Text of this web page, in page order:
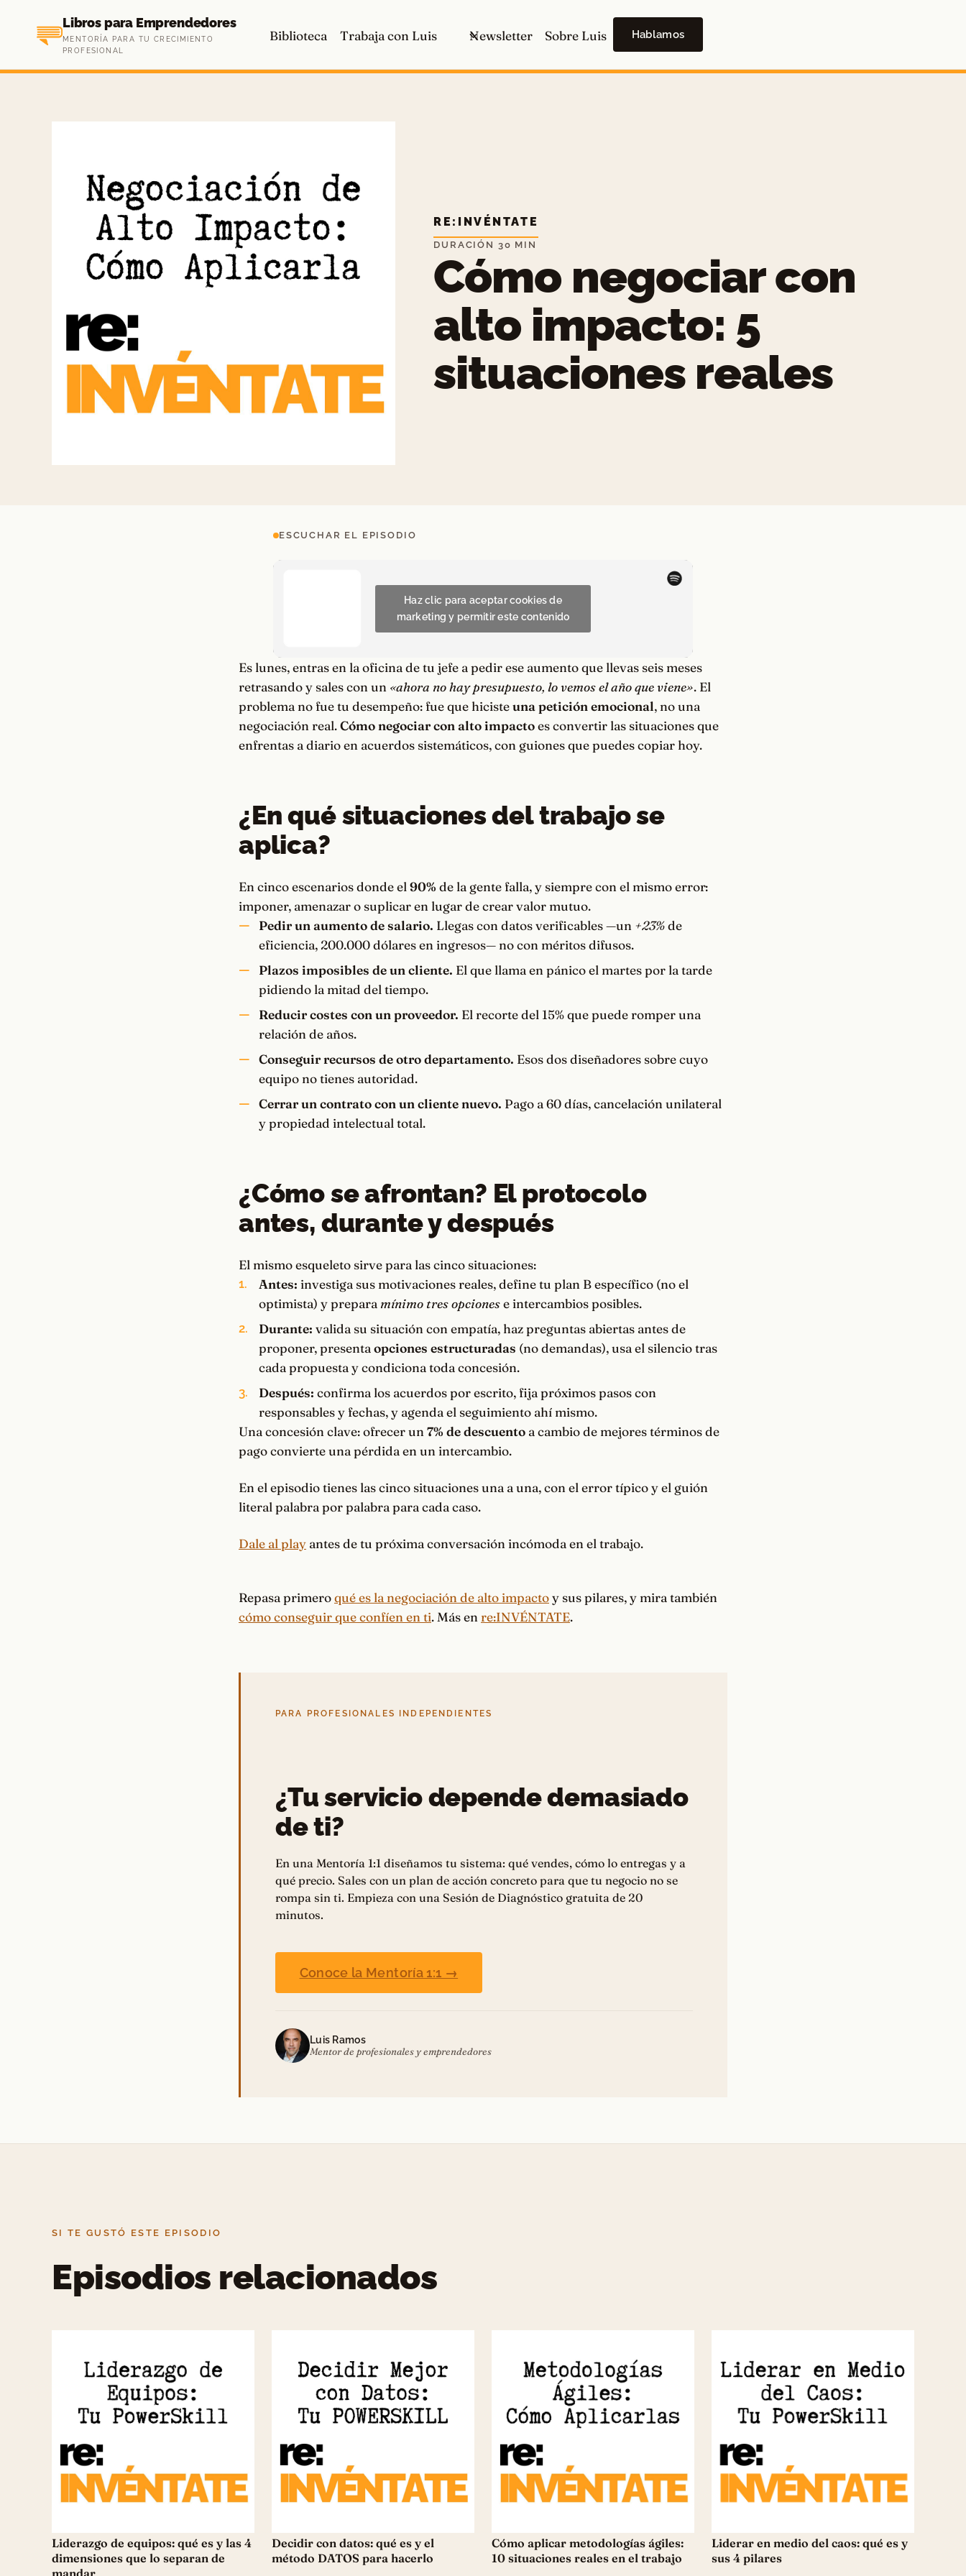
contenido
Libros para Emprendedores
MENTORÍA PARA TU CRECIMIENTO
PROFESIONAL
Biblioteca Trabaja con Luis Newsletter Sobre Luis Hablamos
RE:INVÉNTATE
DURACIÓN 30 MIN
Cómo negociar con
alto impacto: 5
situaciones reales
ESCUCHAR EL EPISODIO
Haz clic para aceptar cookies de
marketing y permitir este contenido
Es lunes, entras en la oficina de tu jefe a pedir ese aumento que llevas seis meses
retrasando y sales con un «ahora no hay presupuesto, lo vemos el año que viene». El
problema no fue tu desempeño: fue que hicisteuna petición emocional, no una
negociación real.Cómo negociar con alto impactoes convertir las situaciones que
enfrentas a diario en acuerdos sistemáticos, con guiones que puedes copiar hoy.
¿En qué situaciones del trabajo se
aplica?
En cinco escenarios donde el90% de la gente falla, y siempre con el mismo error:
imponer, amenazar o suplicar en lugar de crear valor mutuo.
Pedir un aumento de salario. Llegas con datos verificables —un +23%de
eficiencia, 200.000 dólares en ingresos— no con méritos difusos.
Plazos imposibles de un cliente. El que llama en pánico el martes por la tarde
pidiendo la mitad del tiempo.
Reducir costes con un proveedor. El recorte del 15% que puede romper una
relación de años.
Conseguir recursos de otro departamento. Esos dos diseñadores sobre cuyo
equipo no tienes autoridad.
Cerrar un contrato con un cliente nuevo. Pago a 60 días, cancelación unilateral
y propiedad intelectual total.
¿Cómo se afrontan? El protocolo
antes, durante y después
El mismo esqueleto sirve para las cinco situaciones:
Antes: investiga sus motivaciones reales, define tu plan B específico (no el
optimista) y preparamínimo tres opcionese intercambios posibles.
Durante: valida su situación con empatía, haz preguntas abiertas antes de
proponer, presentaopciones estructuradas (no demandas), usa el silencio tras
cada propuesta y condiciona toda concesión.
Después: confirma los acuerdos por escrito, fija próximos pasos con
responsables y fechas, y agenda el seguimiento ahí mismo.
Una concesión clave: ofrecer un7% de descuento a cambio de mejores términos de
pago convierte una pérdida en un intercambio.
En el episodio tienes las cinco situaciones una a una, con el error típico y el guión
literal palabra por palabra para cada caso.
Dale al play antes de tu próxima conversación incómoda en el trabajo.
Repasa primeroqué es la negociación de alto impactoy sus pilares, y mira también
cómo conseguir que confíen en ti. Más enre:INVÉNTATE.
PARA PROFESIONALES INDEPENDIENTES
¿Tu servicio depende demasiado
de ti?
En una Mentoría 1:1 diseñamos tu sistema: qué vendes, cómo lo entregas y a
qué precio. Sales con un plan de acción concreto para que tu negocio no se
rompa sin ti. Empieza con una Sesión de Diagnóstico gratuita de 20
minutos.
Conoce la Mentoría 1:1 →
Luis Ramos
Mentor de profesionales y emprendedores
SI TE GUSTÓ ESTE EPISODIO
Episodios relacionados
Liderazgo de equipos: qué es y las 4
dimensiones que lo separan de
mandar
Decidir con datos: qué es y el
método DATOS para hacerlo
Cómo aplicar metodologías ágiles:
10 situaciones reales en el trabajo
Liderar en medio del caos: qué es y
sus 4 pilares